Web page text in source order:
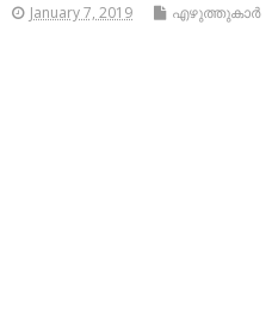
January 7, 2019 എഴുത്തുകാര്‍